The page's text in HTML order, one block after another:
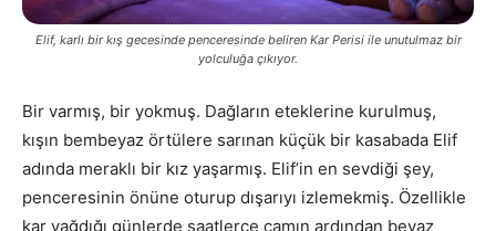
Elif, karlı bir kış gecesinde penceresinde beliren Kar Perisi ile unutulmaz bir
yolculuğa çıkıyor.
Bir varmış, bir yokmuş. Dağların eteklerine kurulmuş,
kışın bembeyaz örtülere sarınan küçük bir kasabada Elif
adında meraklı bir kız yaşarmış. Elif’in en sevdiği şey,
penceresinin önüne oturup dışarıyı izlemekmiş. Özellikle
kar yağdığı günlerde saatlerce camın ardından beyaz